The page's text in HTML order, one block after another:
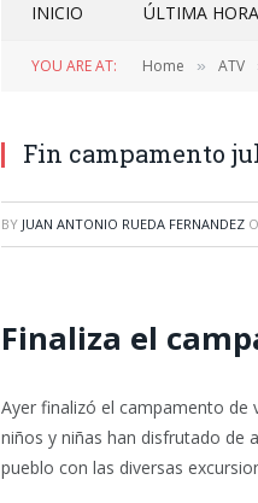
INICIO ÚLTIMA HORA
YOU ARE AT: Home » ATV
Fin campamento
BY JUAN ANTONIO RUEDA FERNANDEZ
Finaliza el
Ayer finalizó el campamento de
niños y niñas han disfrutado de
pueblo con las diversas